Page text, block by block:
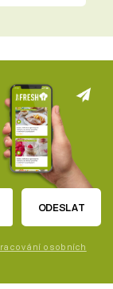
ODESLAT
osobních